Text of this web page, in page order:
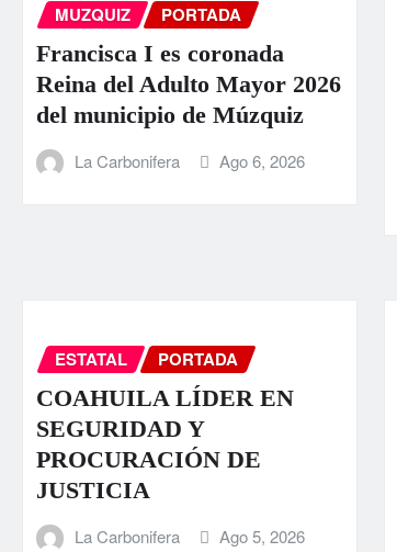
MUZQUIZ PORTADA
Francisca I es coronada
Reina del Adulto Mayor 2026
del municipio de Múzquiz
La Carbonifera Ago 6, 2026
ESTATAL PORTADA
COAHUILA LÍDER EN
SEGURIDAD Y
PROCURACIÓN DE
JUSTICIA
La Carbonifera Ago 5, 2026